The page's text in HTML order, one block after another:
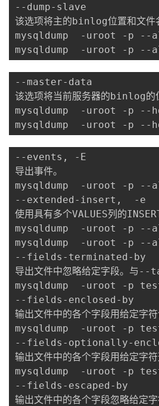
--dump-slave
该选项将主的binlog位置和文
mysqldump  -uroot -p --
--master-data
该选项将当前服务器的binlog
mysqldump  -uroot -p --
mysqldump  -uroot -p --
--events, -E
导出事件。
mysqldump  -uroot -p --
--extended-insert,  -e
使用具有多个VALUES列的
mysqldump  -uroot -p --
mysqldump  -uroot -p --
--fields-terminated-by
导出文件中忽略给定字段。
mysqldump  -uroot -p
--fields-enclosed-by
输出文件中的各个字段用给定
mysqldump  -uroot -p
--fields-optionally-
输出文件中的各个字段用给定
mysqldump  -uroot -p
--fields-escaped-by
输出文件中的各个字段忽略给